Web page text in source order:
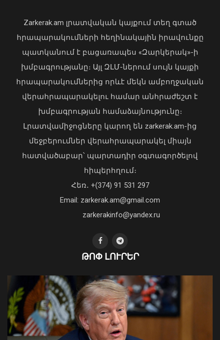
Թուրքիան, Սաուդյան Արաբիան և
Պակիստանը ստորագրել են եռակողմ
պաշտպանական պայմանագիր
Համայնքներում կիրականացվեն
հունական ժողովրդական պարերի
ուսուցման ծրագրեր
07 Օգոստոս, 2026 17:50
04 Օգոստոս, 2026 19:12
Վարչապետ Փաշինյանն այցելել է
«ԷԼԵՎԵՅԹ ԷՅԱՅ» արհեստական
բանականության գործարան
Zarkerak.am լրատվական կայքում տեղ գտած
հրապարակումների հեղինակային իրավունքը
պատկանում է բացառապես «Զարկերակ»-ի
խմբագրությանը։ Այլ ԶԼՄ-ներում սույն կայքի
հրապարակումներից որևէ մեկն ամբողջական
վերահրապարակելու համար անհրաժեշտ է
խմբագրության համաձայնությունը։
Լրատվամիջոցները կարող են zarkerak.am-ից
մեջբերումներ վերահրապարակել միայն
հատվածաբար՝ պարտադիր օգտագործելով
հիպերհղում։
Հեռ․ +(374) 91 531 297
Email: zarkerak.am@gmail.com
zarkerakinfo@yandex.ru
ԹՈՓ ԼՈՒՐԵՐ